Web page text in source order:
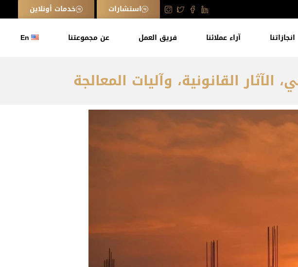
استشارات خدمات أونلاين
انجازاتنا آراء عملائنا فريق العمل عن مجموعتنا En
القانونية، وآليات المعالجة